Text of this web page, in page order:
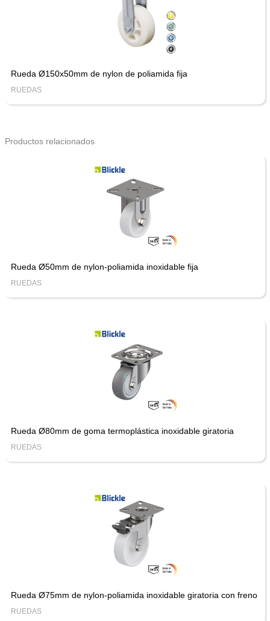
Rueda Ø150x50mm de nylon de poliamida fija
RUEDAS
Productos relacionados
Rueda Ø50mm de nylon-poliamida inoxidable fija
RUEDAS
Rueda Ø80mm de goma termoplástica inoxidable giratoria
RUEDAS
Rueda Ø75mm de nylon-poliamida inoxidable giratoria con freno
RUEDAS